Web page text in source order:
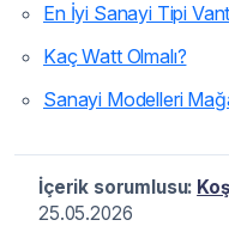
En İyi Sanayi Tipi
Kaç Watt Olmalı?
Sanayi Modelleri
İçerik sorumlusu:
25.05.2026